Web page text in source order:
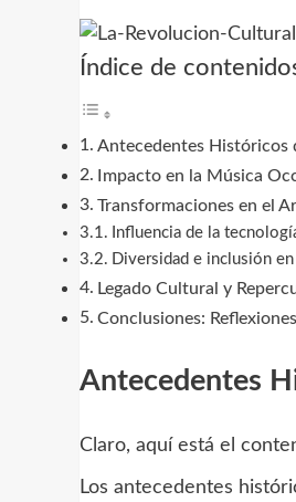
Índice de
Antecedentes Históricos
Impacto en la Música
Transformaciones en el
Influencia de la
Diversidad e inclusión
Legado Cultural y
Conclusiones:
Antecedentes
Claro, aquí está el
Los antecedentes